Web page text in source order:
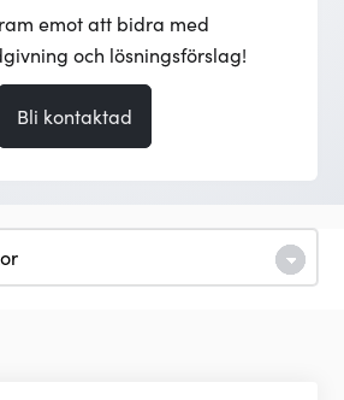
emot att bidra med
och lösningsförslag!
Bli kontaktad